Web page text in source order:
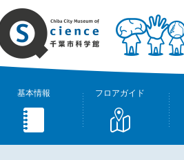
基本情報 フロアガイド